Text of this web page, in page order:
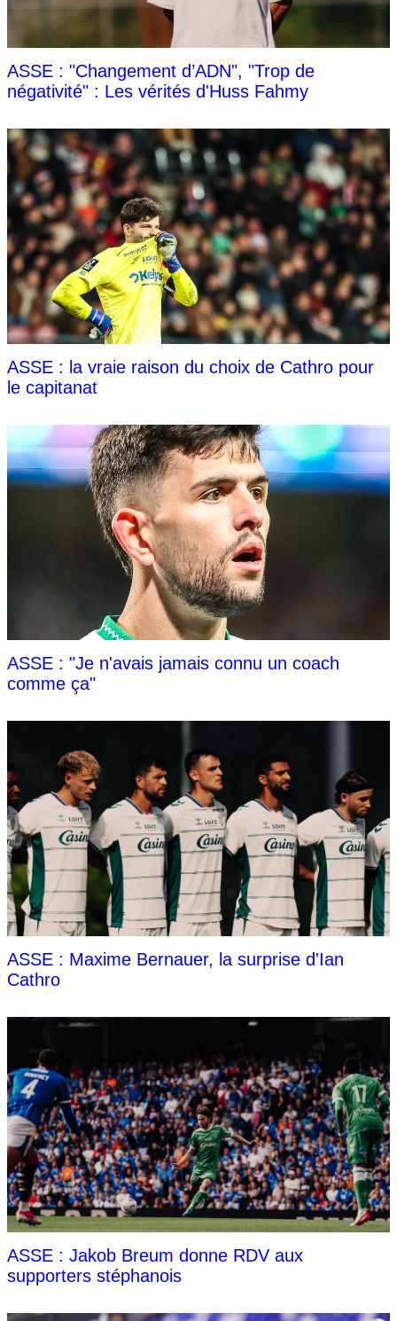
ASSE : "Changement d’ADN", "Trop de
négativité" : Les vérités d'Huss Fahmy
ASSE : la vraie raison du choix de Cathro pour
le capitanat
ASSE : "Je n'avais jamais connu un coach
comme ça"
ASSE : Maxime Bernauer, la surprise d'Ian
Cathro
ASSE : Jakob Breum donne RDV aux
supporters stéphanois